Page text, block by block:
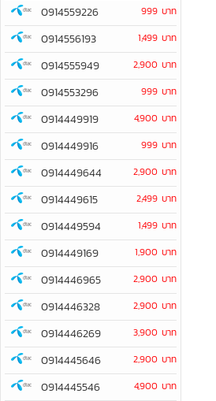
0914559226 999 บาท
0914556193 1,499 บาท
0914555949 2,900 บาท
0914553296 999 บาท
0914449919 4,900 บาท
0914449916 999 บาท
0914449644 2,900 บาท
0914449615 2,499 บาท
0914449594 1,499 บาท
0914449169 1,900 บาท
0914446965 2,900 บาท
0914446328 2,900 บาท
0914446269 3,900 บาท
0914445646 2,900 บาท
0914445546 4,900 บาท